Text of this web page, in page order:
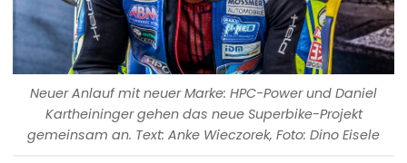
Neuer Anlauf mit neuer Marke: HPC-Power und Daniel
Kartheininger gehen das neue Superbike-Projekt
gemeinsam an. Text: Anke Wieczorek, Foto: Dino Eisele